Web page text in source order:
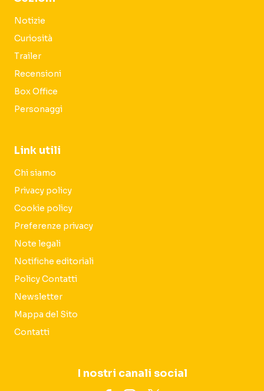
Notizie
Curiosità
Trailer
Recensioni
Box Office
Personaggi
Link utili
Chi siamo
Privacy policy
Cookie policy
Preferenze privacy
Note legali
Notifiche editoriali
Policy Contatti
Newsletter
Mappa del Sito
Contatti
I nostri canali social